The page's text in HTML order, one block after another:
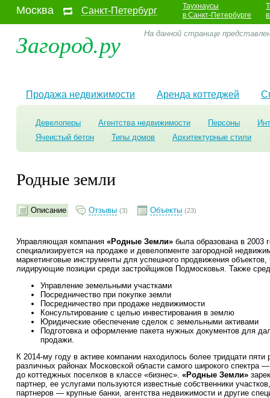
Москва Санкт-Петербург
Таухнаусы
в Санкт-Петербурге
Загород.ру На данной странице
Продажа недвижимости Аренда коттеджей
Девелоперы Агентства недвижимости Персоны
Ячеистый бетон
Типы домов Архитектурные стили
Родные земли
Описание Отзывы (3) Объекты (23)
Управляющая компания «Родные Земли» была образована в 2003
специализируется на продаже и девелопменте загородной
маркетинговые инструменты для успешного продвижения
лидирующие позиции среди застройщиков Подмосковья. Также
Управление земельными участками
Посредничество при покупке земли
Посредничество при продаже недвижимости
Консультирование с целью инвестирования в землю
Юридические обеспечение сделок с земельными активами
Подготовка и оформление пакета нужных документов для
продажи.
К 2014-му году в активе компании находилось более тридцати
различных районах Московской области самого широкого спектра
до коттеджных поселков в классе «бизнес». «Родные Земли»
партнер, ее услугами пользуются известные собственники
партнеров — крупные банки, агентства недвижимости и другие